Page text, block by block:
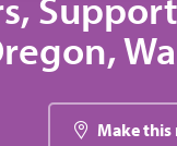
Make this